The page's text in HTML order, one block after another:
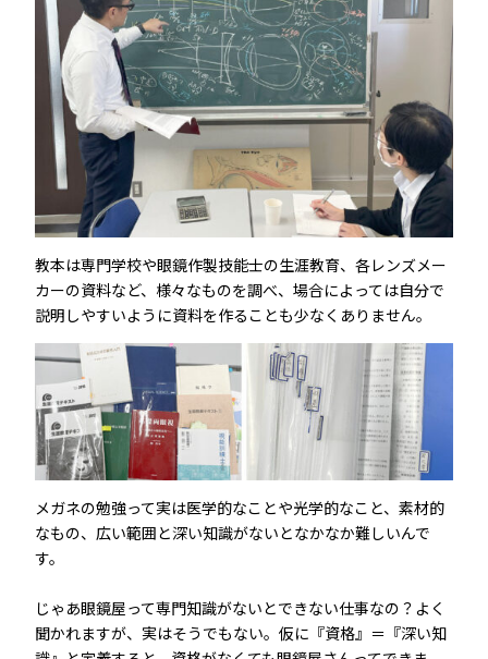
教本は専門学校や眼鏡作製技能士の生涯教育、各レンズメー
カーの資料など、様々なものを調べ、場合によっては自分で
説明しやすいように資料を作ることも少なくありません。
メガネの勉強って実は医学的なことや光学的なこと、素材的
なもの、広い範囲と深い知識がないとなかなか難しいんで
す。
じゃあ眼鏡屋って専門知識がないとできない仕事なの？よく
聞かれますが、実はそうでもない。仮に『資格』＝『深い知